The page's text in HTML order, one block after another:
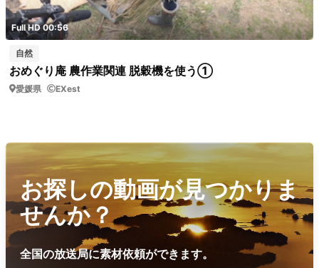
Full HD 00:56
自然
おめぐり庵 農作業関連 脱穀機を使う①
愛媛県 EXest
お探しの動画が見つかりま
せんか？
全国の放送局に素材依頼ができます。